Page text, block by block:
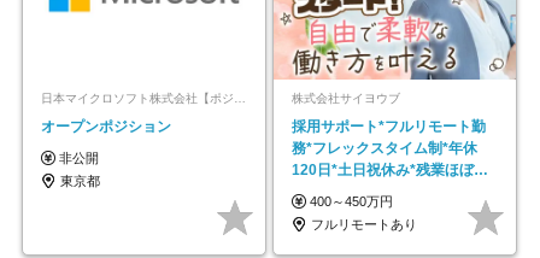
日本マイクロソフト株式会社【ポジションマッチ登録】
オープンポジション
非公開
東京都
株式会社サイヨウブ
採用サポート*フルリモート勤
務*フレックスタイム制*年休
120日*土日祝休み*残業ほぼな
し*育児中社員8割以上
400～450万円
フルリモートあり